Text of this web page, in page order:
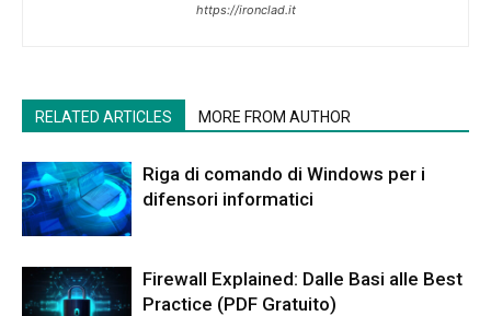
https://ironclad.it
RELATED ARTICLES MORE FROM AUTHOR
Riga di comando di Windows per i
difensori informatici
Firewall Explained: Dalle Basi alle Best
Practice (PDF Gratuito)